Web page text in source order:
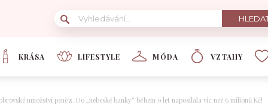
KRÁSA LIFESTYLE MÓDA VZTAHY
množství peněz. Do „nebeské banky“ během 9 let naposílala víc než 6 milionů Kč!